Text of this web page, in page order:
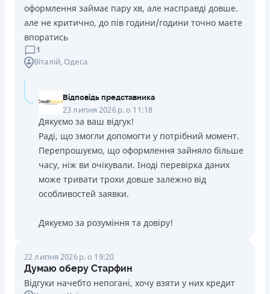
оформлення займає пару хв, але насправді довше.
але не критично, до пів години/години точно маєте
впоратись
1
Віталій, Одеса
Відповідь представника
23 липня 2026 р. о 11:18
Дякуємо за ваш відгук!
Раді, що змогли допомогти у потрібний момент.
Перепрошуємо, що оформлення зайняло більше
часу, ніж ви очікували. Іноді перевірка даних
може тривати трохи довше залежно від
особливостей заявки.
Дякуємо за розуміння та довіру!
22 липня 2026 р. о 19:20
Думаю оберу Старфин
Відгуки начебто непогані, хочу взяти у них кредит